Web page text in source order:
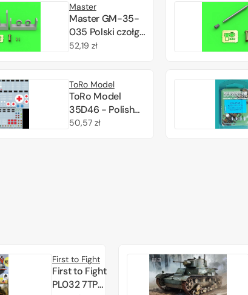
Master
Master GM-35-
035 Polski czołg
lekki 7TP -
wz.30
(nieopancerzona)
i klakson (do
zestawu IBG) 1/35
Cena
52,19 zł
ToRo Model
ToRo Model
35D46 - Polish
Army vehicles
Cena
50,57 zł
First to Fight
First to Fight
PL032 7TP